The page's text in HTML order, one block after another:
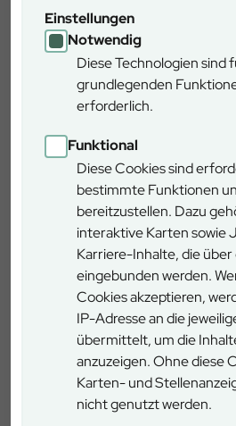
Einstellungen
Notwendig
Diese Technologien sind
grundlegenden
erforderlich.
Funktional
Diese Cookies sind
bestimmte Funktionen
bereitzustellen. Dazu
interaktive Karten sowie
Karriere-Inhalte, die
eingebunden werden.
Cookies akzeptieren,
IP-Adresse an die
übermittelt, um die
anzuzeigen. Ohne diese
Karten- und
nicht genutzt werden.
Torfmooswachstum und die CO2-
wird. Das Moor wird damit wieder
bietet vielen seltenen und
Pflanzenarten wie Schwarzstorch,
oder der Spirke einen wertvollen
Forstverwaltung im Rahmen des
Gemeinwohlleistungen des
Der Forstbetrieb
Der Forstbetrieb Ottobeuren ist
Forstbetrieben der Bayerischen
bewirtschaftet mit rund 50
von der Schotterriedellandschaft
bewegte Allgäuer
Nährstoffreiche Böden und
erlauben den Bäumen
Fichtendominierte Wälder werden
standortgerechte Mischwälder mit
Edellaubbäumen umgebaut. Der